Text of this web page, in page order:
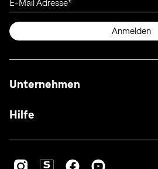
E-Mail Adresse
Anmelden
Unternehmen
Hilfe